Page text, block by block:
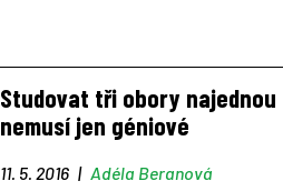
Studovat tři obory najednou
nemusí jen géniové
11. 5. 2016 | Adéla Beranová